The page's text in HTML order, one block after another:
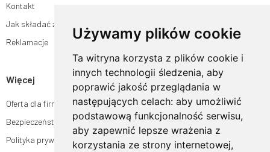
Używamy plików cookie
Ta witryna korzysta z plików cookie i
innych technologii śledzenia, aby
poprawić jakość przeglądania w
następujących celach: aby umożliwić
podstawową funkcjonalność serwisu,
aby zapewnić lepsze wrażenia z
korzystania ze strony internetowej,
Kontakt
Jak składać zamówienia w sklepie ogrodyhildegardy.pl?
Reklamacje
Więcej
Oferta dla firm
Bezpieczeństwo płatności
Polityka prywatności